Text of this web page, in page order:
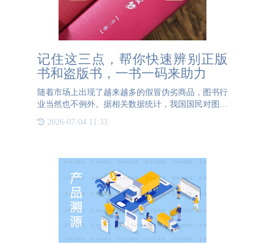
记住这三点，帮你快速辨别正版
书和盗版书，一书一码来助力
随着市场上出现了越来越多的假冒伪劣商品，图书行
业当然也不例外。据相关数据统计，我国国民对图书
的需求量是非常大的，在这种情况下，盗版书的出现
就成了困扰大多数人的一个难题。因此，如何鉴定图
2026-07-04 11:33